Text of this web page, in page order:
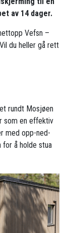
av 14 dager.
Vefsn –
du heller gå rett
rundt Mosjøen
som en effektiv
med opp-ned-
å holde stua